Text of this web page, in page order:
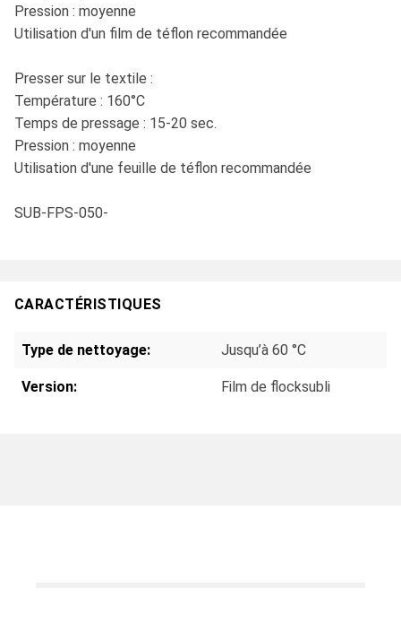
Pression : moyenne
Utilisation d'un film de téflon recommandée
Presser sur le textile :
Température : 160°C
Temps de pressage : 15-20 sec.
Pression : moyenne
Utilisation d'une feuille de téflon recommandée
SUB-FPS-050-
CARACTÉRISTIQUES
Type de nettoyage: Jusqu’à 60 °C
Version: Film de flocksubli